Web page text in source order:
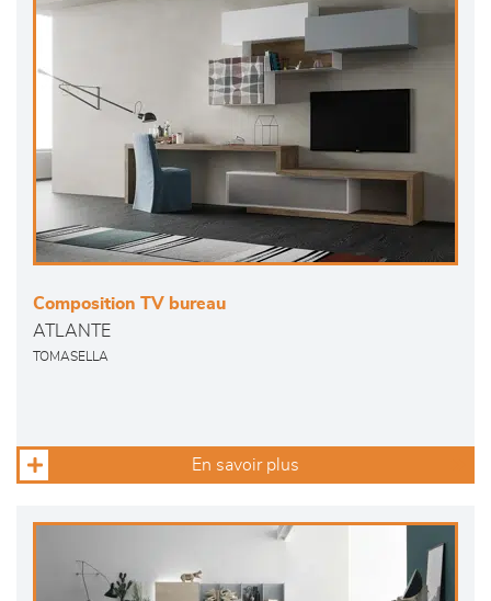
Composition TV bureau
ATLANTE
TOMASELLA
En savoir plus